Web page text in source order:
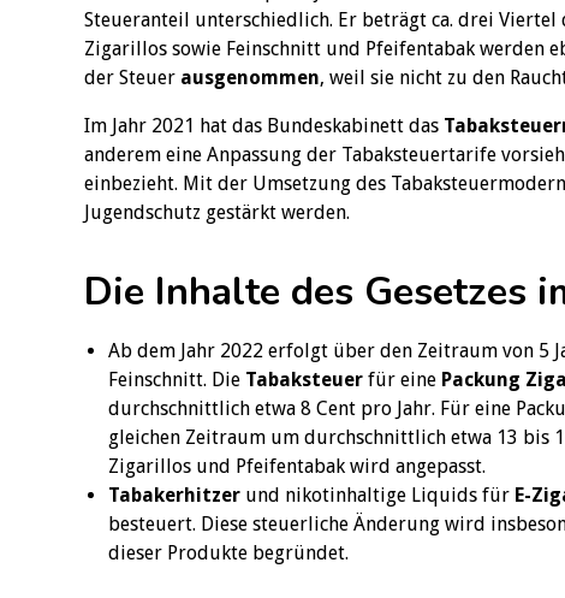
Steueranteil unterschiedlich. Er beträgt ca. drei
Zigarillos sowie Feinschnitt und Pfeifentabak werden
der Steuer ausgenommen, weil sie nicht zu den
Im Jahr 2021 hat das Bundeskabinett das
anderem eine Anpassung der Tabaksteuertarife
einbezieht. Mit der Umsetzung des
Jugendschutz gestärkt werden.
Die Inhalte des Gesetzes
Ab dem Jahr 2022 erfolgt über den Zeitraum von 5
Feinschnitt. Die Tabaksteuer für eine Packung
durchschnittlich etwa 8 Cent pro Jahr. Für eine
gleichen Zeitraum um durchschnittlich etwa 13 bis
Zigarillos und Pfeifentabak wird angepasst.
Tabakerhitzer und nikotinhaltige Liquids für E-
besteuert. Diese steuerliche Änderung wird
dieser Produkte begründet.